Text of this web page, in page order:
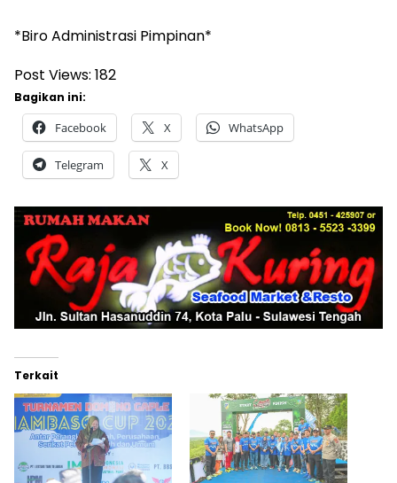
*Biro Administrasi Pimpinan*
Post Views: 182
Bagikan ini:
Facebook X WhatsApp
Telegram X
Terkait